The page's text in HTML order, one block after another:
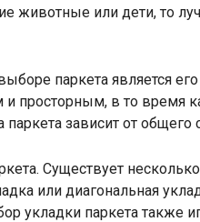
животные или дети, то
паркета является его
просторным, в то время
зависит от общего
Существует
или диагональная
укладки паркета также